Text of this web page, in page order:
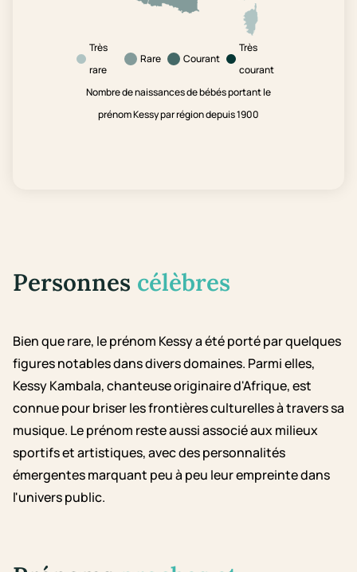
Très
rare
Rare Courant
Très
courant
Nombre de naissances de bébés portant le
prénom Kessy par région depuis 1900
Personnes célèbres
Bien que rare, le prénom Kessy a été porté par quelques
figures notables dans divers domaines. Parmi elles,
Kessy Kambala, chanteuse originaire d'Afrique, est
connue pour briser les frontières culturelles à travers sa
musique. Le prénom reste aussi associé aux milieux
sportifs et artistiques, avec des personnalités
émergentes marquant peu à peu leur empreinte dans
l'univers public.